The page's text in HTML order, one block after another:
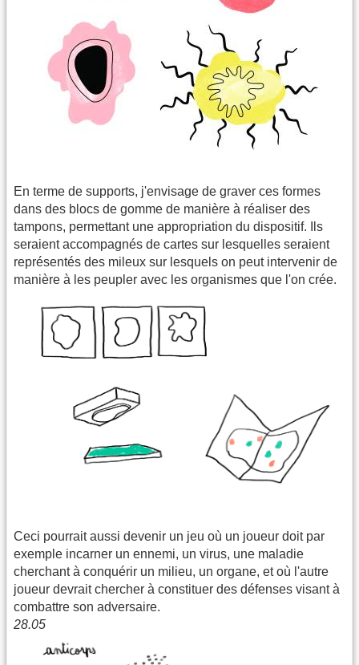
En terme de supports, j'envisage de graver ces formes
dans des blocs de gomme de manière à réaliser des
tampons, permettant une appropriation du dispositif. Ils
seraient accompagnés de cartes sur lesquelles seraient
représentés des mileux sur lesquels on peut intervenir de
manière à les peupler avec les organismes que l'on crée.
Ceci pourrait aussi devenir un jeu où un joueur doit par
exemple incarner un ennemi, un virus, une maladie
cherchant à conquérir un milieu, un organe, et où l'autre
joueur devrait chercher à constituer des défenses visant à
combattre son adversaire.
28.05